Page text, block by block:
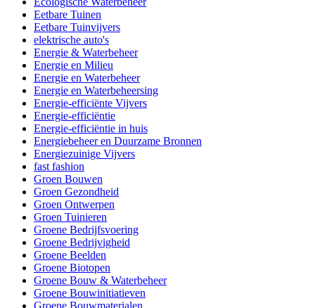
Eetbare Tuinen
Eetbare Tuinvijvers
elektrische auto's
Energie & Waterbeheer
Energie en Milieu
Energie en Waterbeheer
Energie en Waterbeheersing
Energie-efficiënte Vijvers
Energie-efficiëntie
Energie-efficiëntie in huis
Energiebeheer en Duurzame Bronnen
Energiezuinige Vijvers
fast fashion
Groen Bouwen
Groen Gezondheid
Groen Ontwerpen
Groen Tuinieren
Groene Bedrijfsvoering
Groene Bedrijvigheid
Groene Beelden
Groene Biotopen
Groene Bouw & Waterbeheer
Groene Bouwinitiatieven
Groene Bouwmaterialen